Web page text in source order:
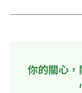
你的關心